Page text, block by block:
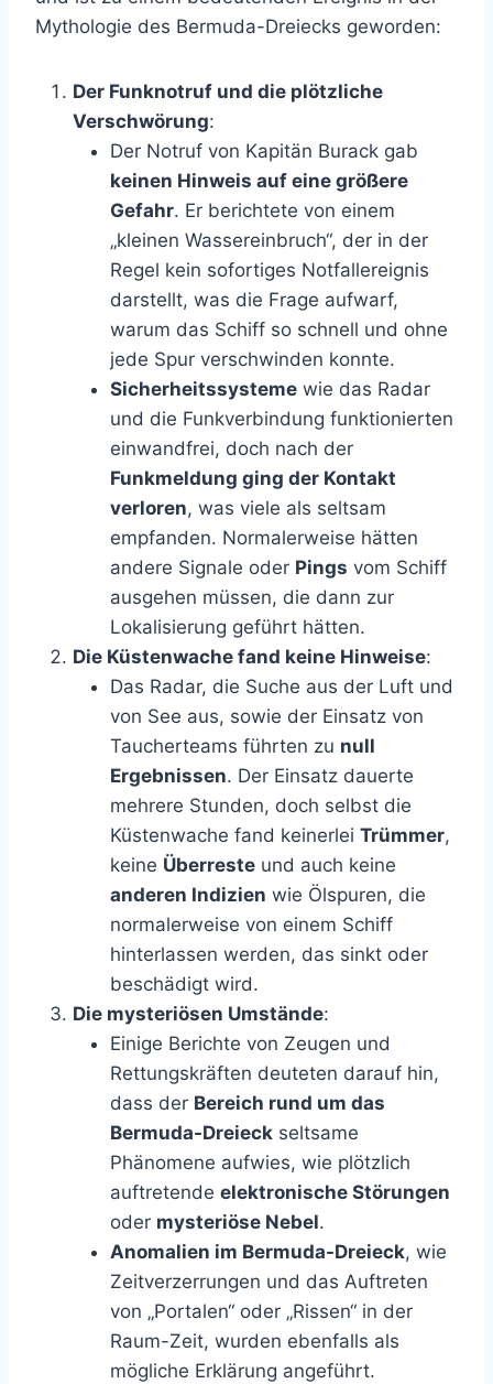
Mythologie des Bermuda-Dreiecks geworden:
Der Funknotruf und die plötzliche
Verschwörung:
Der Notruf von Kapitän Burack gab
keinen Hinweis auf eine größere
Gefahr. Er berichtete von einem
„kleinen Wassereinbruch“, der in der
Regel kein sofortiges Notfallereignis
darstellt, was die Frage aufwarf,
warum das Schiff so schnell und ohne
jede Spur verschwinden konnte.
Sicherheitssysteme wie das Radar
und die Funkverbindung funktionierten
einwandfrei, doch nach der
Funkmeldung ging der Kontakt
verloren, was viele als seltsam
empfanden. Normalerweise hätten
andere Signale oder Pings vom Schiff
ausgehen müssen, die dann zur
Lokalisierung geführt hätten.
Die Küstenwache fand keine Hinweise:
Das Radar, die Suche aus der Luft und
von See aus, sowie der Einsatz von
Taucherteams führten zu null
Ergebnissen. Der Einsatz dauerte
mehrere Stunden, doch selbst die
Küstenwache fand keinerlei Trümmer,
keine Überreste und auch keine
anderen Indizien wie Ölspuren, die
normalerweise von einem Schiff
hinterlassen werden, das sinkt oder
beschädigt wird.
Die mysteriösen Umstände:
Einige Berichte von Zeugen und
Rettungskräften deuteten darauf hin,
dass der Bereich rund um das
Bermuda-Dreieck seltsame
Phänomene aufwies, wie plötzlich
auftretende elektronische Störungen
oder mysteriöse Nebel.
Anomalien im Bermuda-Dreieck, wie
Zeitverzerrungen und das Auftreten
von „Portalen“ oder „Rissen“ in der
Raum-Zeit, wurden ebenfalls als
mögliche Erklärung angeführt.